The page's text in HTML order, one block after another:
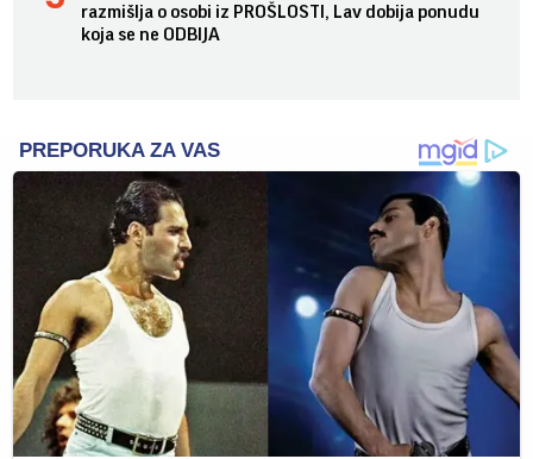
razmišlja o osobi iz PROŠLOSTI, Lav dobija ponudu
koja se ne ODBIJA